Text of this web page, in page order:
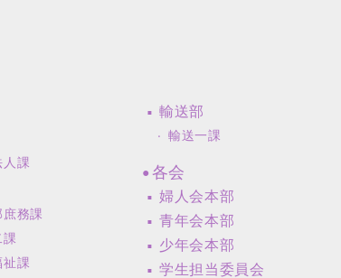
人課
務課
課
祉課
輸送部
輸送一課
各会
婦人会本部
青年会本部
少年会本部
学生担当委員会